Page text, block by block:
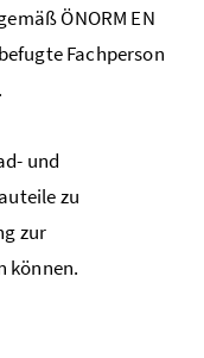
ÖNORM EN
Fachperson
und
zu
zur
können.